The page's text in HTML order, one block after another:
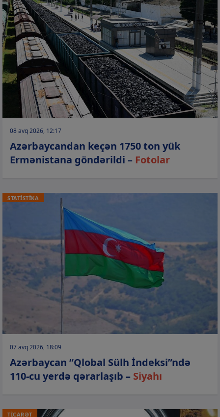
08 avq 2026, 12:17
Azərbaycandan keçən 1750 ton yük
Ermənistana göndərildi – Fotolar
STATİSTİKA
07 avq 2026, 18:09
Azərbaycan “Qlobal Sülh İndeksi”ndə
110-cu yerdə qərarlaşıb – Siyahı
TİCARƏT